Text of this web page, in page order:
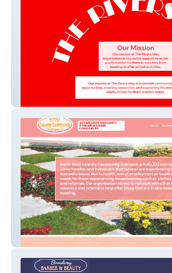
The Rivers Way
NWCCO